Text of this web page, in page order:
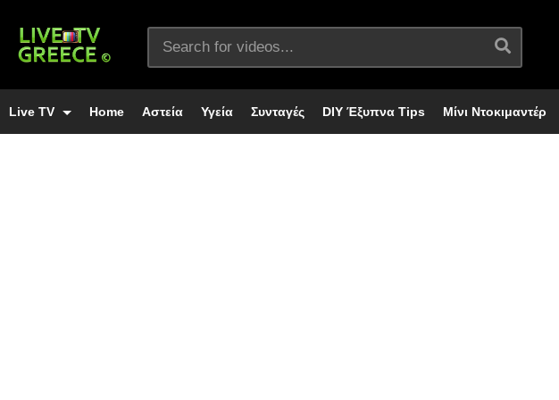
Live TV Home Αστεία Υγεία Συνταγές DIY Έξυπνα Tips Μίνι Ντοκιμαντέρ